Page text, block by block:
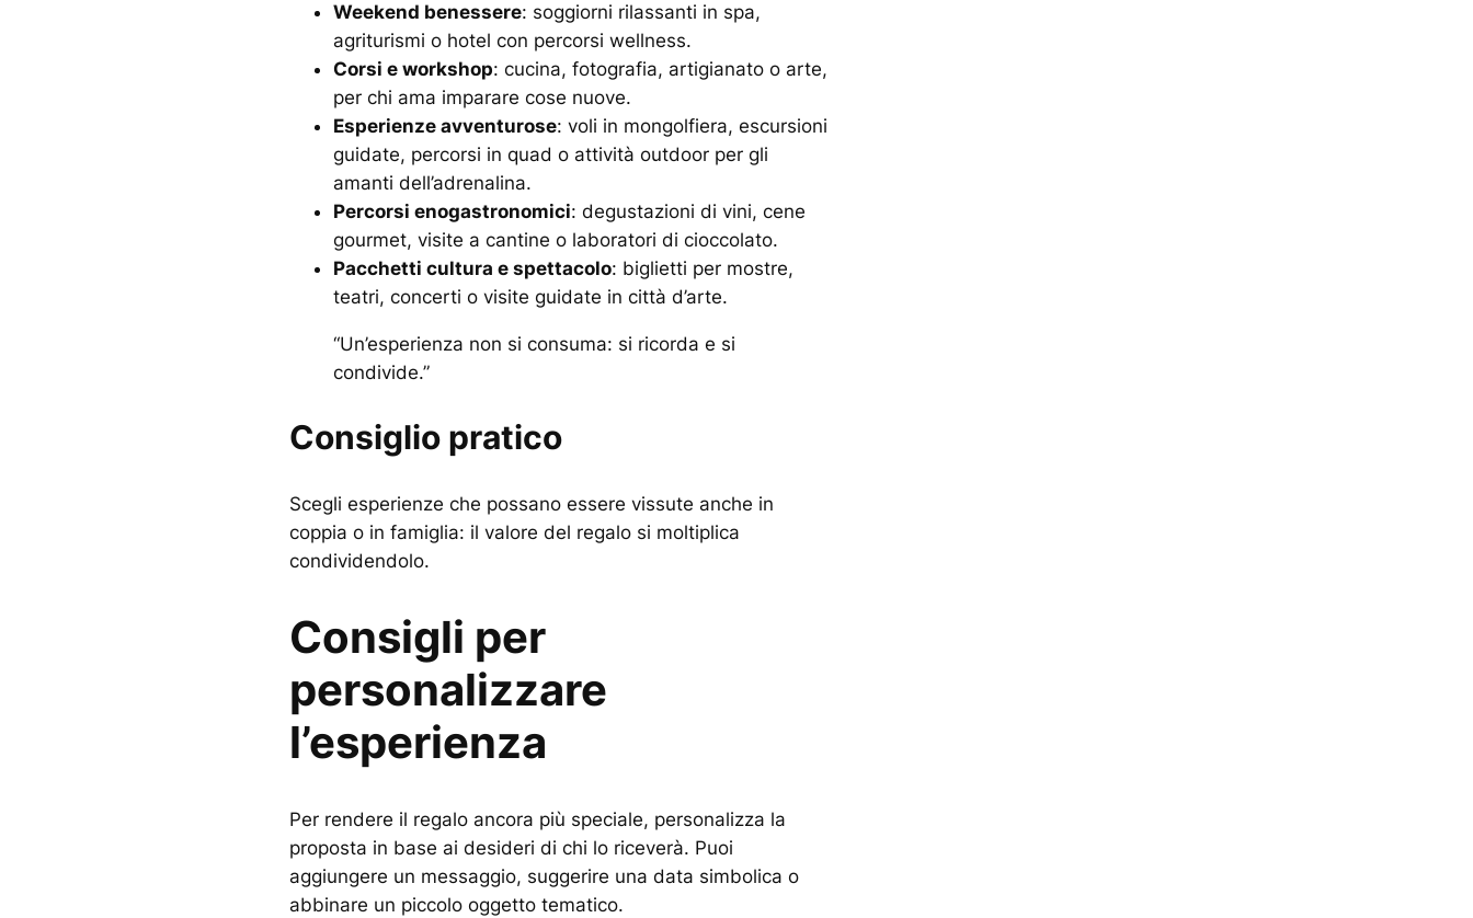
Weekend benessere: soggiorni rilassanti in spa,
agriturismi o hotel con percorsi wellness.
Corsi e workshop: cucina, fotografia, artigianato o arte,
per chi ama imparare cose nuove.
Esperienze avventurose: voli in mongolfiera, escursioni
guidate, percorsi in quad o attività outdoor per gli
amanti dell’adrenalina.
Percorsi enogastronomici: degustazioni di vini, cene
gourmet, visite a cantine o laboratori di cioccolato.
Pacchetti cultura e spettacolo: biglietti per mostre,
teatri, concerti o visite guidate in città d’arte.
“Un’esperienza non si consuma: si ricorda e si
condivide.”
Consiglio pratico
Scegli esperienze che possano essere vissute anche in
coppia o in famiglia: il valore del regalo si moltiplica
condividendolo.
Consigli per
personalizzare
l’esperienza
Per rendere il regalo ancora più speciale, personalizza la
proposta in base ai desideri di chi lo riceverà. Puoi
aggiungere un messaggio, suggerire una data simbolica o
abbinare un piccolo oggetto tematico.